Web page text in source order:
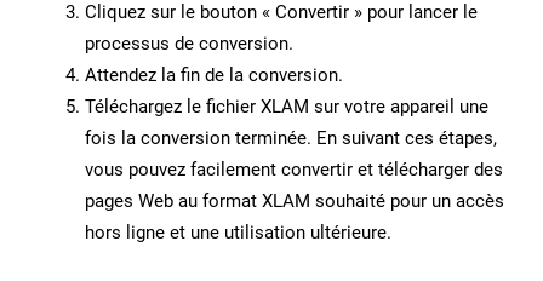
Cliquez sur le bouton « Convertir » pour lancer le
processus de conversion.
Attendez la fin de la conversion.
Téléchargez le fichier XLAM sur votre appareil une
fois la conversion terminée. En suivant ces étapes,
vous pouvez facilement convertir et télécharger des
pages Web au format XLAM souhaité pour un accès
hors ligne et une utilisation ultérieure.